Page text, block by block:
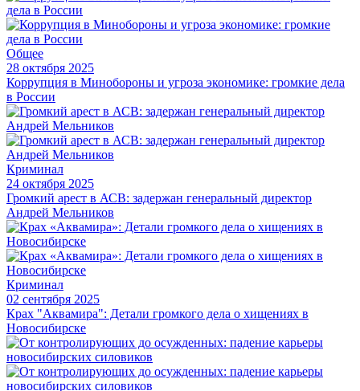
Общее
28 октября 2025
Коррупция в Минобороны и угроза экономике: громкие дела
в России
Криминал
24 октября 2025
Громкий арест в АСВ: задержан генеральный директор
Андрей Мельников
Криминал
02 сентября 2025
Крах "Аквамира": Детали громкого дела о хищениях в
Новосибирске